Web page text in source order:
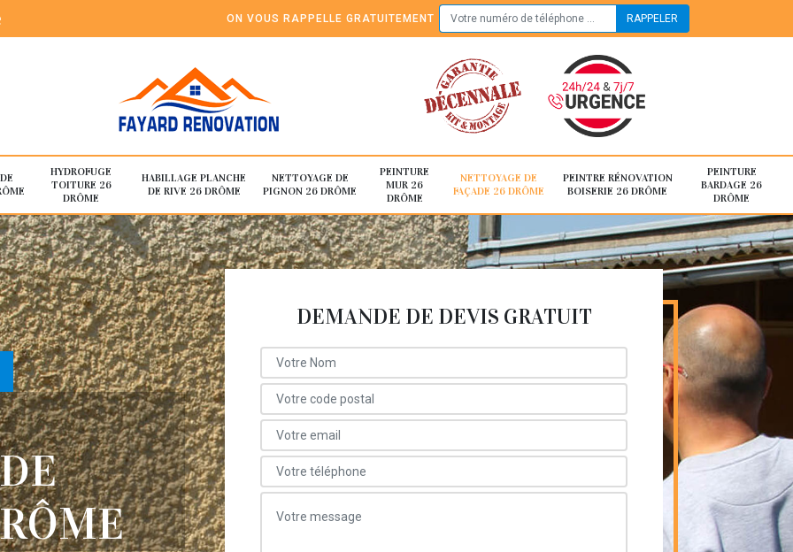
ON VOUS RAPPELLE GRATUITEMENT
HYDROFUGE
TOITURE 26
DRÔME
HABILLAGE PLANCHE
DE RIVE 26 DRÔME
NETTOYAGE DE
PIGNON 26 DRÔME
PEINTURE
MUR 26
DRÔME
NETTOYAGE DE
FAÇADE 26 DRÔME
PEINTRE RÉNOVATION
BOISERIE 26 DRÔME
PEINTURE
BARDAGE 26
DRÔME
DEMANDE DE DEVIS GRATUIT